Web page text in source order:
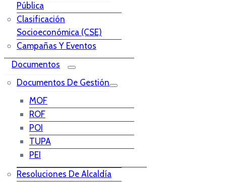
Pública
Clasificación
Socioeconómica (CSE)
Campañas Y Eventos
Documentos
Documentos De Gestión
MOF
ROF
POI
TUPA
PEI
Resoluciones De Alcaldía